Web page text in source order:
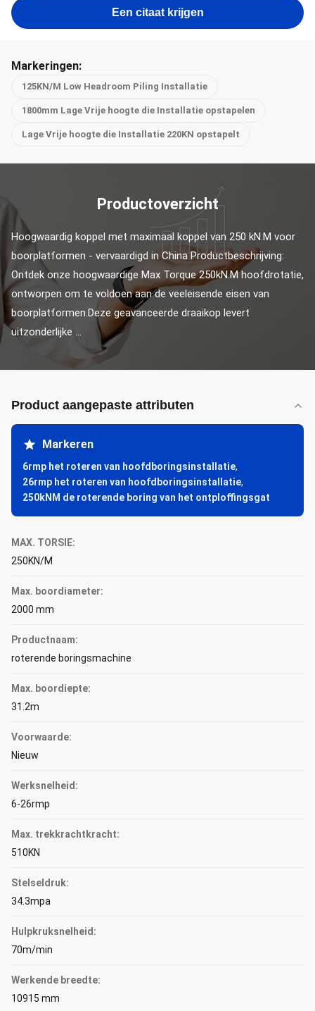
Een citaat krijgen
Markeringen:
125KN/M Low Headroom Piling Installatie
1800mm Lage Vrije hoogte die Installatie opstapelen
Lage Vrije hoogte die Installatie 220KN opstapelt
Productoverzicht
Hoogwaardig koppel met maximaal koppel van 250 kN.M voor
boorplatformen - vervaardigd in China Productbeschrijving:
Ontdek onze hoogwaardige Max Torque 250kN.M hoofdrotatie,
ontworpen om te voldoen aan de veeleisende eisen van
boorplatformen.Deze geavanceerde draaikop levert
uitzonderlijke ...
Product aangepaste attributen
Markeren
6rmp het roteren van hoofdboringsinstallatie,
26rmp het roteren van hoofdboringsinstallatie,
250kNM de roterende boring van het ontploffingsgat
MAX. TORSIE:
250KN/M
Max. boordiameter:
2000 mm
Productnaam:
roterende boringsmachine
Max. boordiepte:
31.2m
Voorwaarde:
Nieuw
Werksnelheid:
6-26rmp
Max. trekkrachtkracht:
510KN
Stelseldruk:
34.3mpa
Hulpkruksnelheid:
70m/min
Werkende breedte:
10915 mm